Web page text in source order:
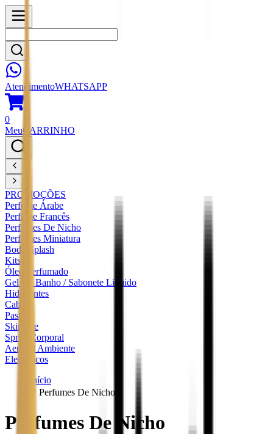
AtendimentoWHATSAPP
0
MeuCARRINHO
PROMOÇÕES
Perfume Árabe
Perfume Francês
Perfumes De Nicho
Perfumes Miniatura
Body Splash
Kits
Óleo Perfumado
Gel De Banho / Sabonete Liquido
Hidratantes
Cabelo
Pasta
Skincare
Spray Corporal
Aerosol Ambiente
Eletronicos
Início
Perfumes De Nicho
Perfumes De Nicho